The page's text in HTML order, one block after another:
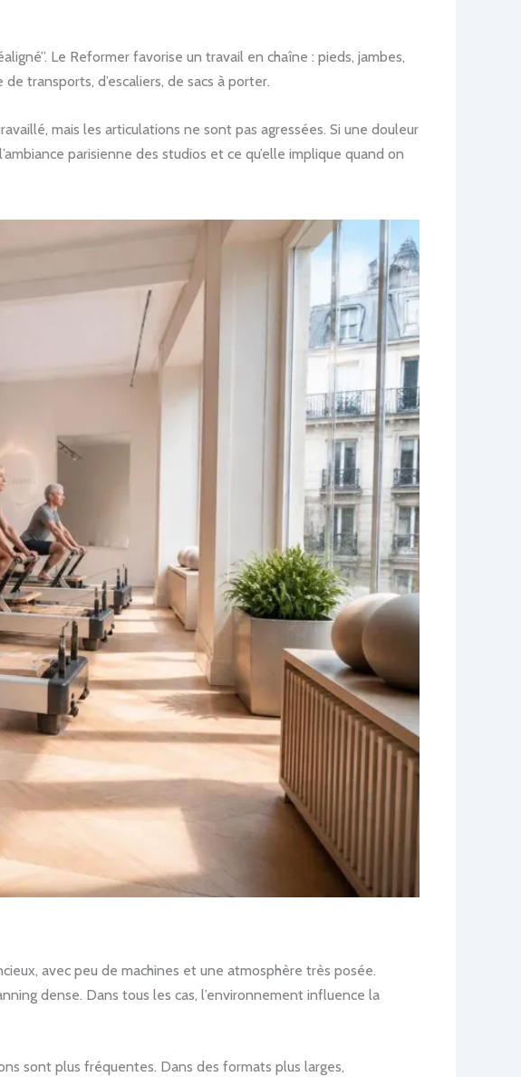
Le Reformer favorise un travail en chaîne : pieds, jambes,
transports, d’escaliers, de sacs à porter.
mais les articulations ne sont pas agressées. Si une douleur
parisienne des studios et ce qu’elle implique quand on
avec peu de machines et une atmosphère très posée.
dense. Dans tous les cas, l’environnement influence la
sont plus fréquentes. Dans des formats plus larges,